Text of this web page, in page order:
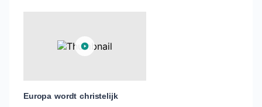
Europa wordt christelijk